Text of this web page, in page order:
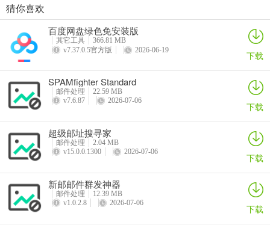
4、支持断点发送，每1分钟自动保存一次快速断点，下次可以从断点
开始发送，不用担心意外情况，需要从头重新发送，高效安全。
5、支持直接发送。可以同时导入多个DNS解析地址。邮件可以直接
发送到另一方的邮箱，无需中转。
冲浪的鱼百度批量注册助手
详情
阿里邮箱个人版
详情
GSA Email Verifier
loop email邮箱办公软件
猜你喜欢
百度网盘绿色免安装版
其它工具
366.81 MB
v7.37.0.5官方版
2026-06-19 下载
SPAMfighter Standard
邮件处理
22.59 MB
v7.6.87
2026-07-06 下载
超级邮址搜寻家
邮件处理
2.04 MB
v15.0.0.1300
2026-07-06 下载
新邮邮件群发神器
邮件处理
12.39 MB
v1.0.2.8
2026-07-06 下载